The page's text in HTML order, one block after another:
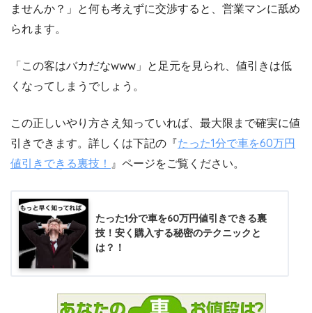
ませんか？」と何も考えずに交渉すると、営業マンに舐め
られます。
「この客はバカだなwww」と足元を見られ、値引きは低
くなってしまうでしょう。
この正しいやり方さえ知っていれば、最大限まで確実に値
引きできます。詳しくは下記の『たった1分で車を60万円
値引きできる裏技！ 』ページをご覧ください。
たった1分で車を60万円値引きできる裏
技！安く購入する秘密のテクニックと
は？！